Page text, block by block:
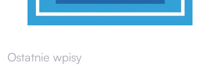
Ostatnie wpisy